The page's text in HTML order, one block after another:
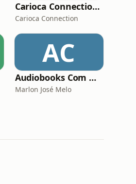
Carioca Connection - Brazilian Portuguese Conversation
Carioca Connection
AC
Audiobooks Com Marlon Aulas
Marlon José Melo